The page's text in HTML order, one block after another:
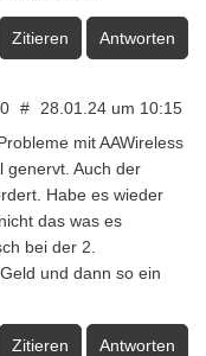
Zitieren Antworten
0 # 28.01.24 um 10:15
mit AAWireless
genervt. Auch der
Habe es wieder
das was es
bei der 2.
und dann so ein
Zitieren Antworten